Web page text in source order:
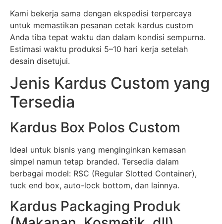
Kami bekerja sama dengan ekspedisi terpercaya
untuk memastikan pesanan cetak kardus custom
Anda tiba tepat waktu dan dalam kondisi sempurna.
Estimasi waktu produksi 5–10 hari kerja setelah
desain disetujui.
Jenis Kardus Custom yang
Tersedia
Kardus Box Polos Custom
Ideal untuk bisnis yang menginginkan kemasan
simpel namun tetap branded. Tersedia dalam
berbagai model: RSC (Regular Slotted Container),
tuck end box, auto-lock bottom, dan lainnya.
Kardus Packaging Produk